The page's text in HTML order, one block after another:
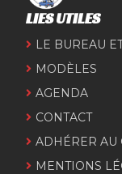
LIES UTILES
LE BUREAU
MODÈLES
AGENDA
CONTACT
ADHÉRER AU
MENTIONS